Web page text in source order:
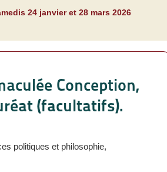
24 janvier et 28 mars 2026
Conception,
(facultatifs).
politiques et philosophie,